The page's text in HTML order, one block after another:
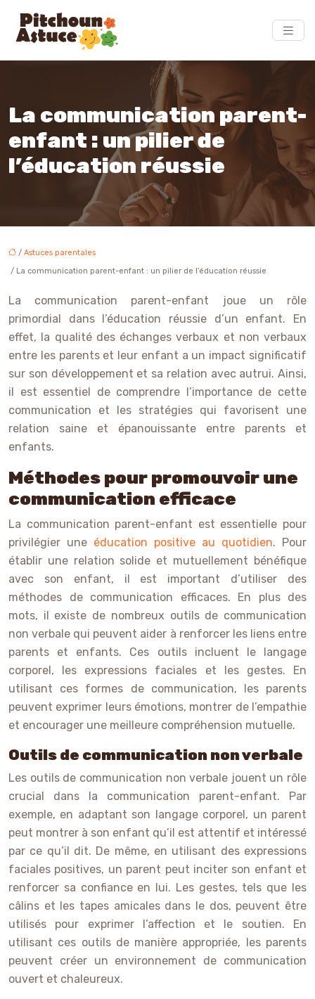
La communication parent-
enfant : un pilier de
l’éducation réussie
/ Astuces parentales
/ La communication parent-enfant : un pilier de l’éducation réussie
La communication parent-enfant joue un rôle
primordial dans l’éducation réussie d’un enfant. En
effet, la qualité des échanges verbaux et non verbaux
entre les parents et leur enfant a un impact significatif
sur son développement et sa relation avec autrui. Ainsi,
il est essentiel de comprendre l’importance de cette
communication et les stratégies qui favorisent une
relation saine et épanouissante entre parents et
enfants.
Méthodes pour promouvoir une
communication efficace
La communication parent-enfant est essentielle pour
privilégier une éducation positive au quotidien. Pour
établir une relation solide et mutuellement bénéfique
avec son enfant, il est important d’utiliser des
méthodes de communication efficaces. En plus des
mots, il existe de nombreux outils de communication
non verbale qui peuvent aider à renforcer les liens entre
parents et enfants. Ces outils incluent le langage
corporel, les expressions faciales et les gestes. En
utilisant ces formes de communication, les parents
peuvent exprimer leurs émotions, montrer de l’empathie
et encourager une meilleure compréhension mutuelle.
Outils de communication non verbale
Les outils de communication non verbale jouent un rôle
crucial dans la communication parent-enfant. Par
exemple, en adaptant son langage corporel, un parent
peut montrer à son enfant qu’il est attentif et intéressé
par ce qu’il dit. De même, en utilisant des expressions
faciales positives, un parent peut inciter son enfant et
renforcer sa confiance en lui. Les gestes, tels que les
câlins et les tapes amicales dans le dos, peuvent être
utilisés pour exprimer l’affection et le soutien. En
utilisant ces outils de manière appropriée, les parents
peuvent créer un environnement de communication
ouvert et chaleureux.